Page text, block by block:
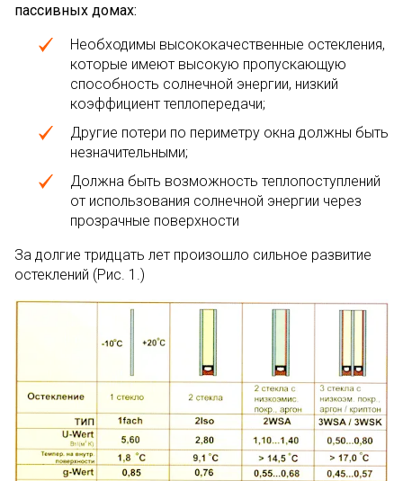
пассивных домах:
Необходимы высококачественные остекления,
которые имеют высокую пропускающую
способность солнечной энергии, низкий
коэффициент теплопередачи;
Другие потери по периметру окна должны быть
незначительными;
Должна быть возможность теплопоступлений
от использования солнечной энергии через
прозрачные поверхности
За долгие тридцать лет произошло сильное развитие
остеклений (Рис. 1.)